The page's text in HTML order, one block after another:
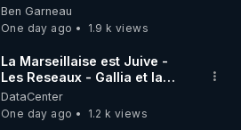
Ben Garneau
One day ago
1.9 k views
La Marseillaise est Juive -
Les Reseaux - Gallia et la
France - Symbolisme
DataCenter
One day ago
1.2 k views